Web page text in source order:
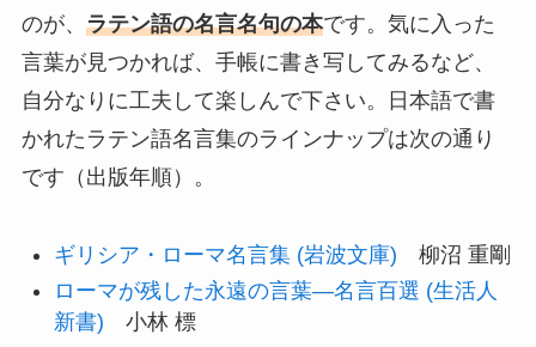
のが、 ラテン語の名言名句の本です。気に入った
言葉が見つかれば、手帳に書き写してみるなど、
自分なりに工夫して楽しんで下さい。日本語で書
かれたラテン語名言集のラインナップは次の通り
です（出版年順）。
ギリシア・ローマ名言集 (岩波文庫) 柳沼 重剛
ローマが残した永遠の言葉―名言百選 (生活人
新書) 小林 標